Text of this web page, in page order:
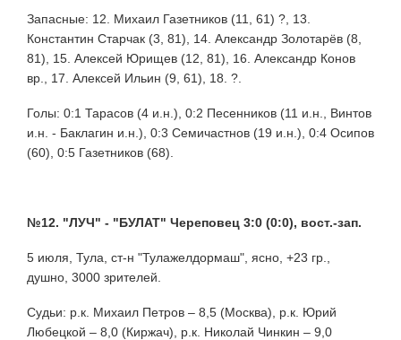
Запасные: 12. Михаил Газетников (11, 61) ?, 13.
Константин Старчак (3, 81), 14. Александр Золотарёв (8,
81), 15. Алексей Юрищев (12, 81), 16. Александр Конов
вр., 17. Алексей Ильин (9, 61), 18. ?.
Голы: 0:1 Тарасов (4 и.н.), 0:2 Песенников (11 и.н., Винтов
и.н. - Баклагин и.н.), 0:3 Семичастнов (19 и.н.), 0:4 Осипов
(60), 0:5 Газетников (68).
№12. "ЛУЧ" - "БУЛАТ" Череповец 3:0 (0:0), вост.-зап.
5 июля, Тула, ст-н "Тулажелдормаш", ясно, +23 гр.,
душно, 3000 зрителей.
Судьи: р.к. Михаил Петров – 8,5 (Москва), р.к. Юрий
Любецкой – 8,0 (Киржач), р.к. Николай Чинкин – 9,0